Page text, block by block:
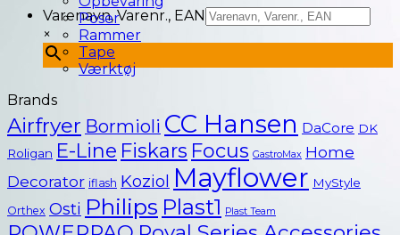
Varenavn, Varenr., EAN
×
Poser
Rammer
Tape
Værktøj
Brands
Airfryer Bormioli CC Hansen DaCore DK
Roligan E-Line Fiskars Focus GastroMax Home
Decorator iflash Koziol Mayflower MyStyle
Orthex Osti Philips Plast1 Plast Team